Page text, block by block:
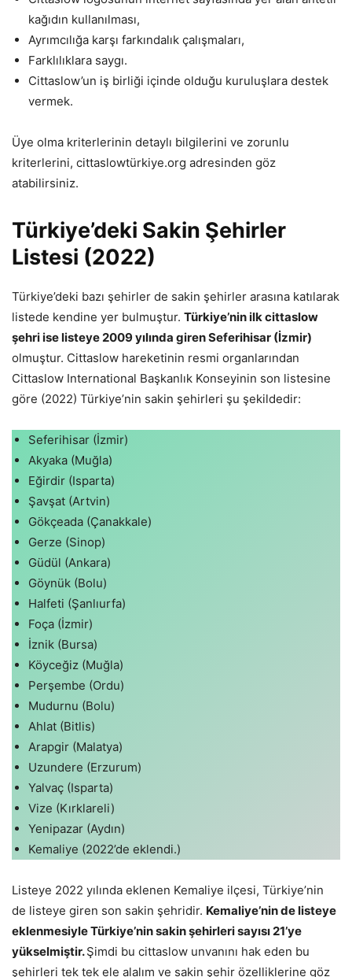
kağıdın kullanılması,
Ayrımcılığa karşı farkındalık çalışmaları,
Farklılıklara saygı.
Cittaslow’un iş birliği içinde olduğu kuruluşlara destek
vermek.
Üye olma kriterlerinin detaylı bilgilerini ve zorunlu
kriterlerini, cittaslowtürkiye.org adresinden göz
atabilirsiniz.
Türkiye’deki Sakin Şehirler
Listesi (2022)
Türkiye’deki bazı şehirler de sakin şehirler arasına katılarak
listede kendine yer bulmuştur. Türkiye’nin ilk cittaslow
şehri ise listeye 2009 yılında giren Seferihisar (İzmir)
olmuştur. Cittaslow hareketinin resmi organlarından
Cittaslow International Başkanlık Konseyinin son listesine
göre (2022) Türkiye’nin sakin şehirleri şu şekildedir:
Seferihisar (İzmir)
Akyaka (Muğla)
Eğirdir (Isparta)
Şavşat (Artvin)
Gökçeada (Çanakkale)
Gerze (Sinop)
Güdül (Ankara)
Göynük (Bolu)
Halfeti (Şanlıurfa)
Foça (İzmir)
İznik (Bursa)
Köyceğiz (Muğla)
Perşembe (Ordu)
Mudurnu (Bolu)
Ahlat (Bitlis)
Arapgir (Malatya)
Uzundere (Erzurum)
Yalvaç (Isparta)
Vize (Kırklareli)
Yenipazar (Aydın)
Kemaliye (2022’de eklendi.)
Listeye 2022 yılında eklenen Kemaliye ilçesi, Türkiye’nin
de listeye giren son sakin şehridir. Kemaliye’nin de listeye
eklenmesiyle Türkiye’nin sakin şehirleri sayısı 21’ye
yükselmiştir.Şimdi bu cittaslow unvanını hak eden bu
şehirleri tek tek ele alalım ve sakin şehir özelliklerine göz